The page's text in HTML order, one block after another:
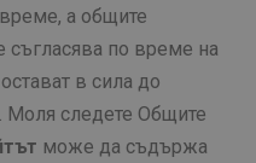
а общите
съгласява по време на
в сила до
Моля следете Общите
може да съдържа